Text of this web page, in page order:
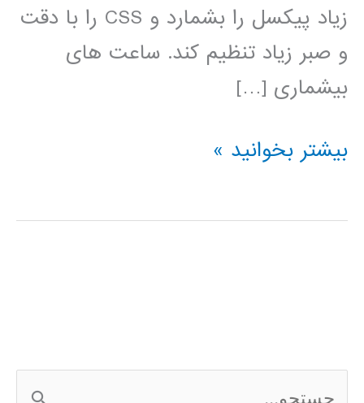
زیاد پیکسل را بشمارد و CSS را با دقت
و صبر زیاد تنظیم کند. ساعت های
بیشماری […]
آموزش
Bootstrap
بیشتر بخوانید »